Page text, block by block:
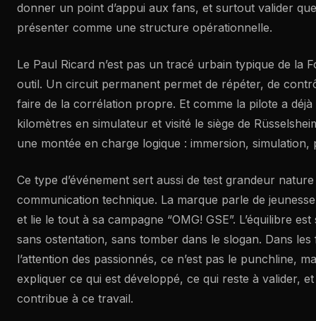
donner un point d’appui aux fans, et surtout valider que
présenter comme une structure opérationnelle.
Le Paul Ricard n’est pas un tracé urbain typique de la
outil. Un circuit permanent permet de répéter, de
faire de la corrélation propre. Et comme la pilote a déjà
kilomètres en simulateur et visité le siège de
une montée en charge logique : immersion, simulation,
Ce type d’événement sert aussi de test grandeur
communication technique. La marque parle de
et lie le tout à sa campagne “OMG! GSE”. L’équilibre est
sans ostentation, sans tomber dans le slogan. Dans
l’attention des passionnés, ce n’est pas le punchline,
expliquer ce qui est développé, ce qui reste à valider,
contribue à ce travail.